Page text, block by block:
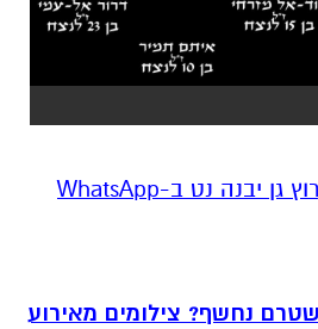
‏כדי לעקוב אחרי הערוץ גן יבנה נט ב-WhatsApp
נחשף? צילומים מאירוע